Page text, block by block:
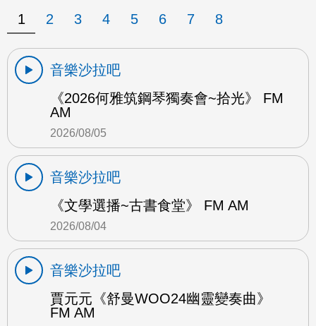
1 2 3 4 5 6 7 8
音樂沙拉吧
《2026何雅筑鋼琴獨奏會~拾光》 FM
AM
2026/08/05
音樂沙拉吧
《文學選播~古書食堂》 FM AM
2026/08/04
音樂沙拉吧
賈元元《舒曼WOO24幽靈變奏曲》
FM AM